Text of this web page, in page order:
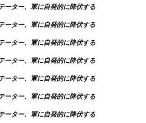
ーター、軍に自発的に降伏する
ーター、軍に自発的に降伏する
ーター、軍に自発的に降伏する
ーター、軍に自発的に降伏する
ーター、軍に自発的に降伏する
ーター、軍に自発的に降伏する
ーター、軍に自発的に降伏する